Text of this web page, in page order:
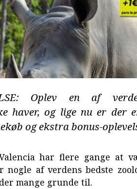
Oplev en af
haver, og lige nu er der
og ekstra bonus-
Valencia har flere gange at
nogle af verdens bedste
mange grunde til.